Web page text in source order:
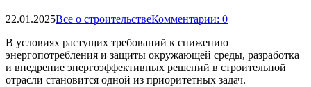
22.01.2025Все о строительствеКомментарии: 0
В условиях растущих требований к снижению
энергопотребления и защиты окружающей среды, разработка
и внедрение энергоэффективных решений в строительной
отрасли становится одной из приоритетных задач.